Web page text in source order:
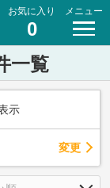
お気に入り
0
メニュー
一覧
示
変更